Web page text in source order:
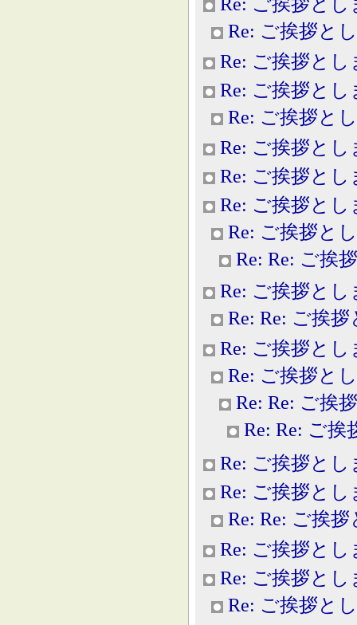
Re: ご挨拶と
Re: ご挨拶とし
Re: ご挨拶とし
Re: ご挨拶と
Re: ご挨拶とし
Re: ご挨拶とし
Re: ご挨拶とし
Re: ご挨拶と
Re: Re: ご挨
Re: ご挨拶とし
Re: Re: ご挨
Re: ご挨拶とし
Re: ご挨拶と
Re: Re: ご挨
Re: Re: ご
Re: ご挨拶とし
Re: ご挨拶とし
Re: Re: ご挨
Re: ご挨拶とし
Re: ご挨拶とし
Re: ご挨拶と